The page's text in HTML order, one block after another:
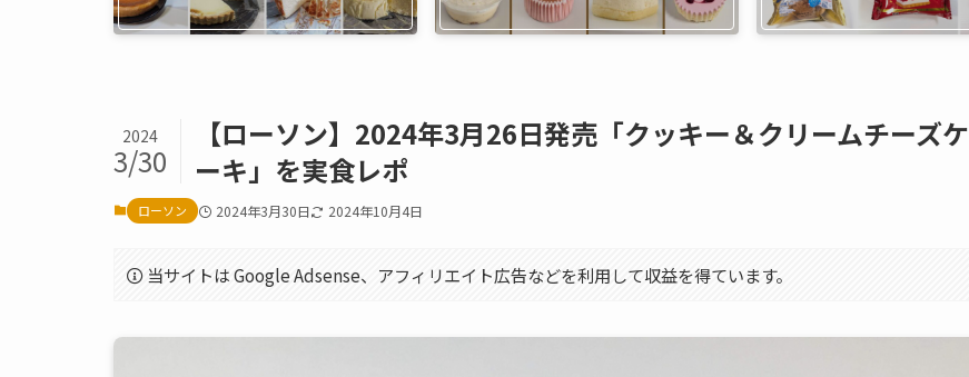
【ローソン】2024年3月26日発売「クッキー＆クリームチーズケ
ーキ」を実食レポ
2024
3/30
ローソン 2024年3月30日 2024年10月4日
当サイトは Google Adsense、アフィリエイト広告などを利用して収益を得ています。